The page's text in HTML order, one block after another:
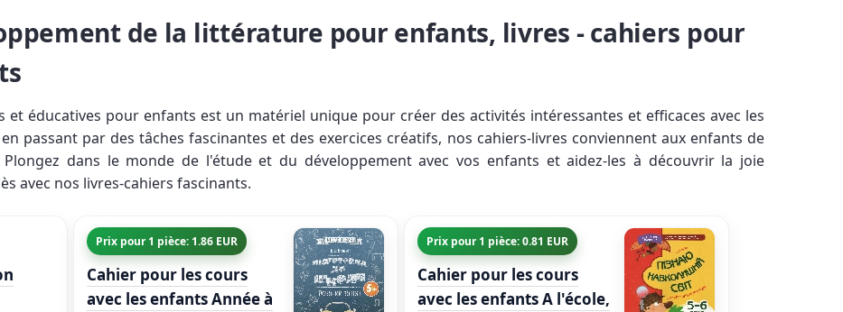
de la littérature pour enfants, livres - cahiers pour
éducatives pour enfants est un matériel unique pour créer des activités intéressantes et efficaces avec les
passant par des tâches fascinantes et des exercices créatifs, nos cahiers-livres conviennent aux enfants de
dans le monde de l'étude et du développement avec vos enfants et aidez-les à découvrir la joie
avec nos livres-cahiers fascinants.
Prix pour 1 pièce: 1.86 EUR
Cahier pour les cours
avec les enfants Année à
Prix pour 1 pièce: 0.81 EUR
Cahier pour les cours
avec les enfants A l'école,